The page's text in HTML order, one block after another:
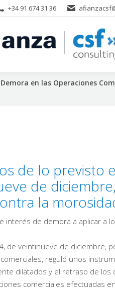
+34 91 674 31 36
en las Operaciones
de lo previsto
de
la
interés de demora a aplicar a
de veintinueve de diciembre,
reguló unos
dilatados y el retraso de
comerciales efectuadas